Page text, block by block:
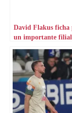
David Flakus ficha
un importante filial